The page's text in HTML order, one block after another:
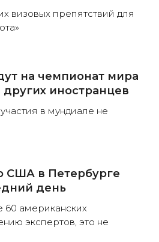
визовых препятствий для
на чемпионат мира
других иностранцев
в мундиале не
США в Петербурге
день
американских
экспертов, это не